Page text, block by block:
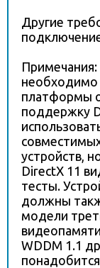
Другие
необходимо
платформы
поддержку
устройств,
DirectX 11
тесты.
должны
модели
WDDM 1.1